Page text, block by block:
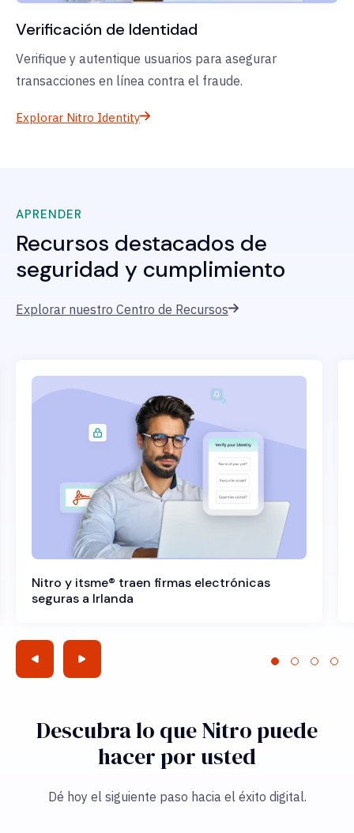
Verificación de Identidad
Verifique y autentique usuarios para asegurar
transacciones en línea contra el fraude.
Explorar Nitro Identity
APRENDER
Recursos destacados de
seguridad y cumplimiento
Explorar nuestro Centro de Recursos
Nitro y itsme® traen firmas electrónicas
seguras a Irlanda
Descubra lo que Nitro puede
hacer por usted
Dé hoy el siguiente paso hacia el éxito digital.